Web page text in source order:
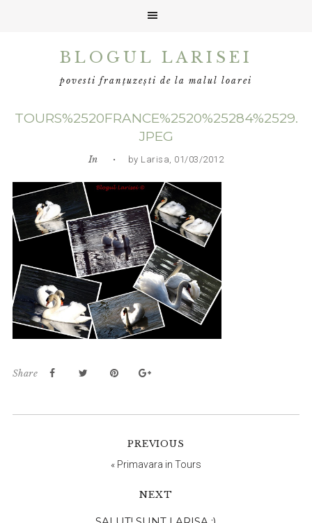
BLOGUL LARISEI
povesti franțuzești de la malul loarei
TOURS%2520FRANCE%2520%25284%2529.
JPEG
In • by Larisa, 01/03/2012
Share
PREVIOUS
« Primavara in Tours
NEXT